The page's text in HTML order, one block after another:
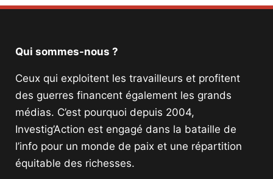
Qui sommes-nous ?
Ceux qui exploitent les travailleurs et profitent
des guerres financent également les grands
médias. C’est pourquoi depuis 2004,
Investig’Action est engagé dans la bataille de
l’info pour un monde de paix et une répartition
équitable des richesses.